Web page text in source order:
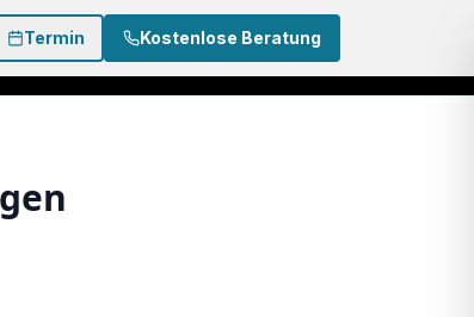
Termin Kostenlose Beratung
0170 - 500 4022 Termin buchen